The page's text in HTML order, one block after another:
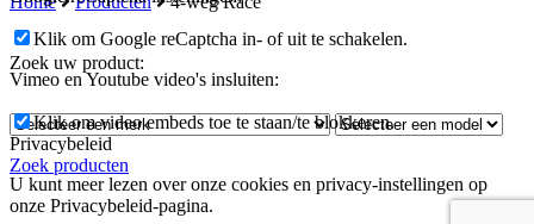
Zoek uw product:
Zoek producten
Klik om Google reCaptcha in- of uit te schakelen.
Vimeo en Youtube video's insluiten:
Klik om video embeds toe te staan/te blokkeren.
Privacybeleid
U kunt meer lezen over onze cookies en privacy-instellingen op
onze Privacybeleid-pagina.